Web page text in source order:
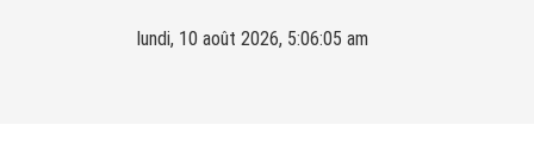
lundi, 10 août 2026, 5:06:06 am